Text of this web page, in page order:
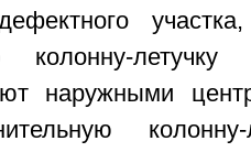
колонну-
наружными